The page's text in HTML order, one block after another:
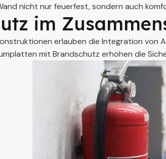
nicht nur feuerfest, sondern auch
im
erlauben die Integration von
mit Brandschutz erhöhen die